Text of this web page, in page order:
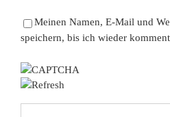
Meinen Namen, E-Mail und
speichern, bis ich wieder